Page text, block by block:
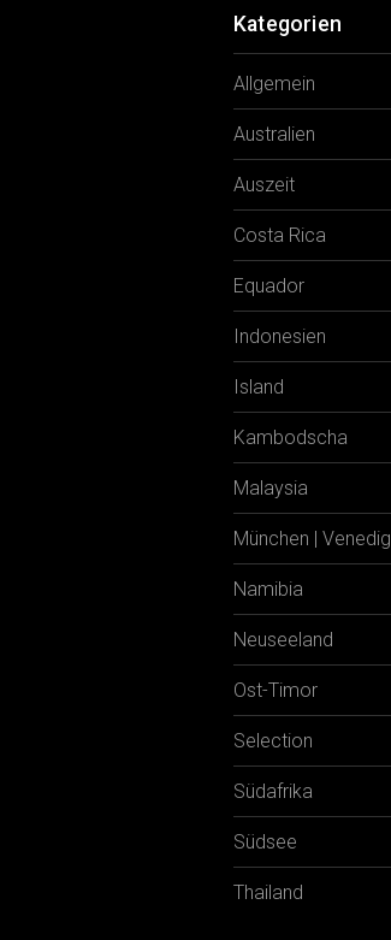
Kategorien
Allgemein
Australien
Auszeit
Costa Rica
Equador
Indonesien
Island
Kambodscha
Malaysia
München | Venedig
Namibia
Neuseeland
Ost-Timor
Selection
Südafrika
Südsee
Thailand